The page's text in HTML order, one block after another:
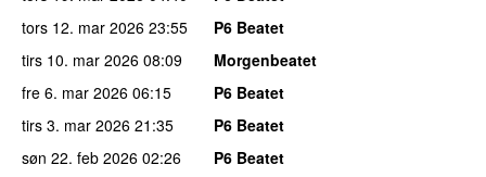
tors 12. mar 2026 23:55
P6 Beatet
tirs 10. mar 2026 08:09
Morgenbeatet
fre 6. mar 2026 06:15
P6 Beatet
tirs 3. mar 2026 21:35
P6 Beatet
søn 22. feb 2026 02:26
P6 Beatet